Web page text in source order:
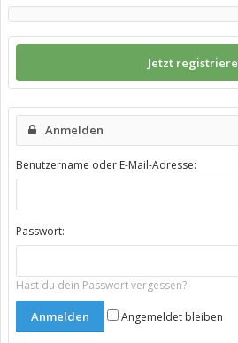
Jetzt
Anmelden
Benutzername oder E-Mail-Adresse:
Passwort:
Hast du dein Passwort vergessen?
Angemeldet bleiben